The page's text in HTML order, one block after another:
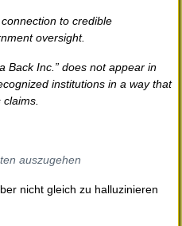
to credible
oversight.
Back Inc.” does not appear in
institutions in a way that
auszugehen
nicht gleich zu halluzinieren